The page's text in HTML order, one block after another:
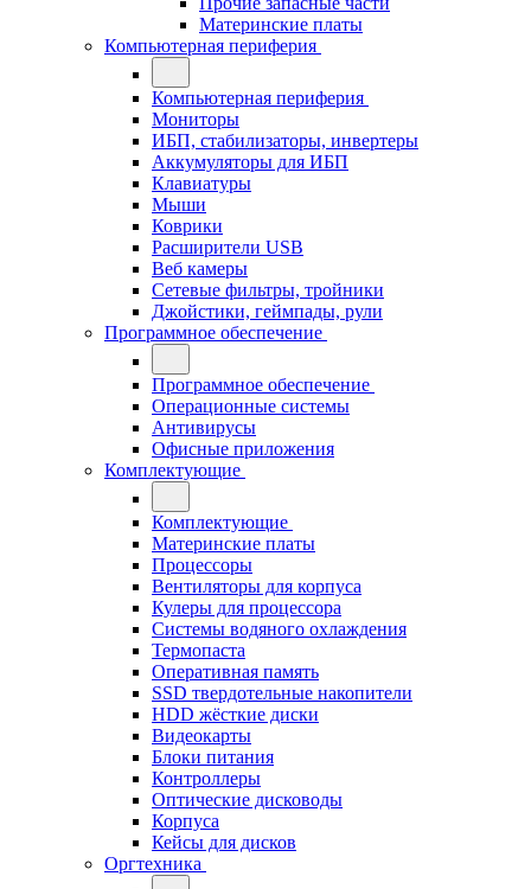
Материнские платы
Компьютерная периферия
Компьютерная периферия
Мониторы
ИБП, стабилизаторы, инвертеры
Аккумуляторы для ИБП
Клавиатуры
Мыши
Коврики
Расширители USB
Веб камеры
Сетевые фильтры, тройники
Джойстики, геймпады, рули
Программное обеспечение
Программное обеспечение
Операционные системы
Антивирусы
Офисные приложения
Комплектующие
Комплектующие
Материнские платы
Процессоры
Вентиляторы для корпуса
Кулеры для процессора
Системы водяного охлаждения
Термопаста
Оперативная память
SSD твердотельные накопители
HDD жёсткие диски
Видеокарты
Блоки питания
Контроллеры
Оптические дисководы
Корпуса
Кейсы для дисков
Оргтехника